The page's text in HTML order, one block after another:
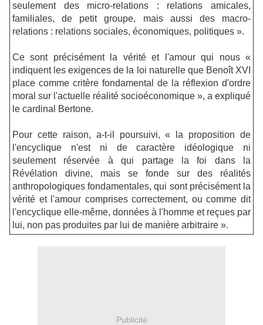
seulement des micro-relations : relations amicales,
familiales, de petit groupe, mais aussi des macro-
relations : relations sociales, économiques, politiques ».
Ce sont précisément la vérité et l'amour qui nous «
indiquent les exigences de la loi naturelle que Benoît XVI
place comme critère fondamental de la réflexion d'ordre
moral sur l'actuelle réalité socioéconomique », a expliqué
le cardinal Bertone.
Pour cette raison, a-t-il poursuivi, « la proposition de
l'encyclique n'est ni de caractère idéologique ni
seulement réservée à qui partage la foi dans la
Révélation divine, mais se fonde sur des réalités
anthropologiques fondamentales, qui sont précisément la
vérité et l'amour comprises correctement, ou comme dit
l'encyclique elle-même, données à l'homme et reçues par
lui, non pas produites par lui de manière arbitraire ».
Publicité